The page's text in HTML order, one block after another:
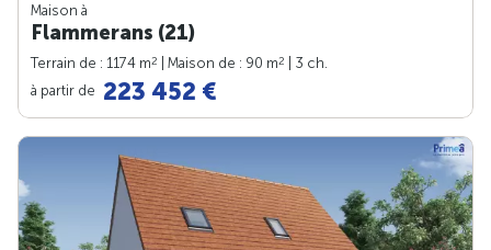
Maison à
Flammerans (21)
Terrain de : 1174 m2 | Maison de : 90 m2
| 3 ch.
à partir de 223 452 €